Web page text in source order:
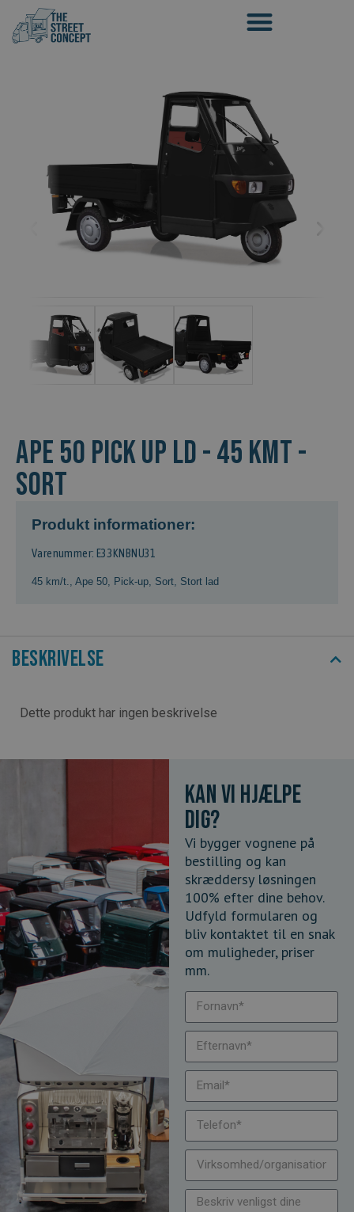
Ape 50 Pick Up LD - 45 kmt -
Sort
Produkt informationer:
Varenummer: E33KNBNU31
45 km/t. Ape 50 Pick-up Sort Stort lad
Beskrivelse
Dette produkt har ingen beskrivelse
Kan vi hjælpe
dig?
Vi bygger vognene på
bestilling og kan
skræddersy løsningen
100% efter dine behov.
Udfyld formularen og
bliv kontaktet til en snak
om muligheder, priser
mm.